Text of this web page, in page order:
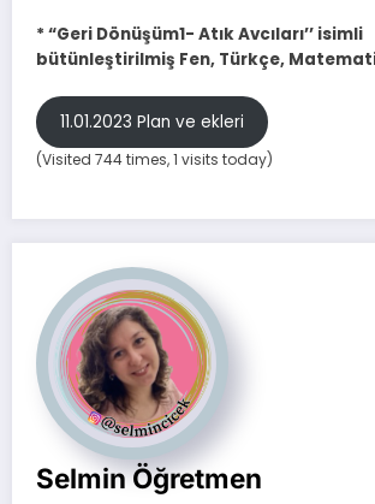
* “Geri Dönüşüm1- Atık Avcıları’’ isimli
bütünleştirilmiş Fen, Türkçe,
11.01.2023 Plan ve ekleri
(Visited 744 times, 1 visits today)
Selmin Öğretmen